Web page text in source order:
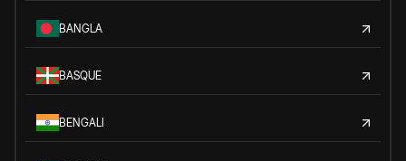
BANGLA
BASQUE
BENGALI